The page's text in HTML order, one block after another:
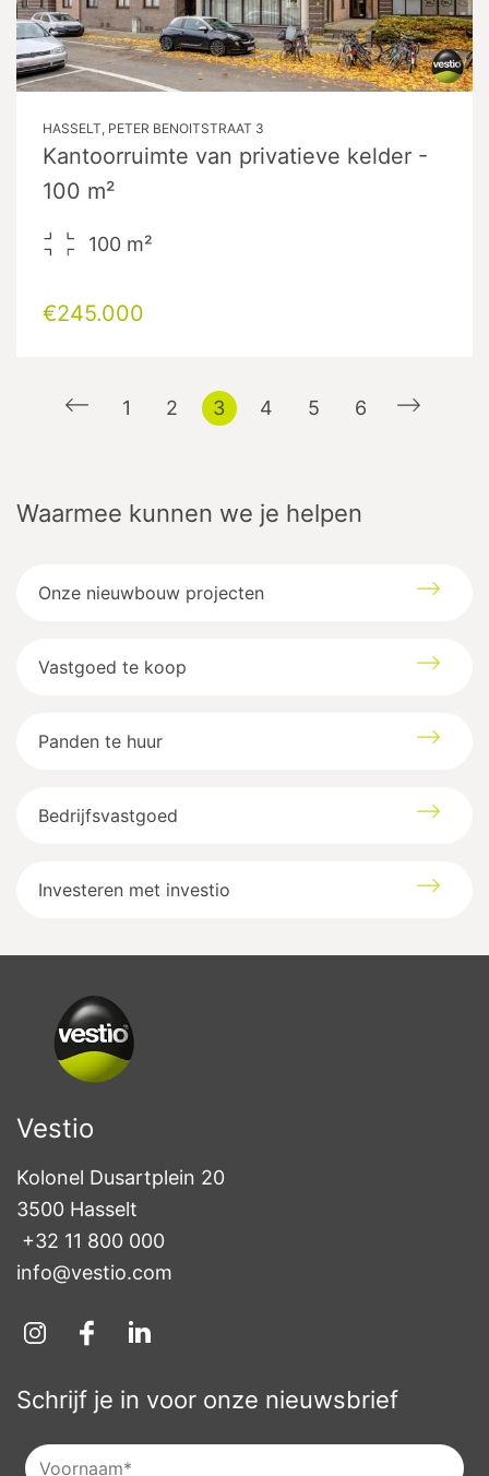
HASSELT, PETER BENOITSTRAAT 3
Kantoorruimte van privatieve kelder -
100 m²
100 m²
€245.000
1 2 3 4 5 6
Waarmee kunnen we je helpen
Onze nieuwbouw projecten
Vastgoed te koop
Panden te huur
Bedrijfsvastgoed
Investeren met investio
Vestio
Kolonel Dusartplein 20
3500 Hasselt
+32 11 800 000
info@vestio.com
Schrijf je in voor onze nieuwsbrief